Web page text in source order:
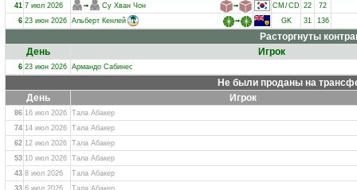
41 7 июл 2026 ➟ ➟
Су Хван Чон CM /CD 22
72
6 23 июн 2026 ➟
Альберт Кенлей GK 31 136
Расторгнуты
День
Игрок
6 23 июн 2026 Армандо Сабинес
Не были проданы на
День
Игрок
86 16 июл 2026 Тала Абакер
74 14 июл 2026 Тала Абакер
62 12 июл 2026 Тала Абакер
53 10 июл 2026 Тала Абакер
43 8 июл 2026
Тала Абакер
33 6 июл 2026
Тала Абакер